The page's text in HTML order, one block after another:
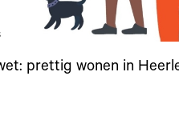
prettig wonen in